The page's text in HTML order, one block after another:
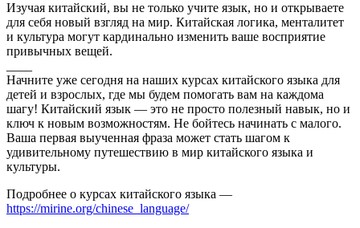
Изучая китайский, вы не только учите язык, но и открываете
для себя новый взгляд на мир. Китайская логика, менталитет
и культура могут кардинально изменить ваше восприятие
привычных вещей.
Начните уже сегодня на наших курсах китайского языка для
детей и взрослых, где мы будем помогать вам на каждома
шагу! Китайский язык — это не просто полезный навык, но и
ключ к новым возможностям. Не бойтесь начинать с малого.
Ваша первая выученная фраза может стать шагом к
удивительному путешествию в мир китайского языка и
культуры.
Подробнее о курсах китайского языка —
https://mirine.org/chinese_language/